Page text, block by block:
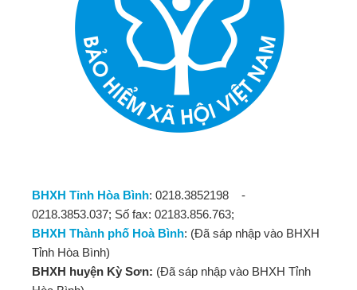
BHXH Tỉnh Hòa Bình: 0218.3852198 -
0218.3853.037; Số fax: 02183.856.763;
BHXH Thành phố Hoà Bình: (Đã sáp nhập vào BHXH
Tỉnh Hòa Bình)
BHXH huyện Kỳ Sơn: (Đã sáp nhập vào BHXH Tỉnh